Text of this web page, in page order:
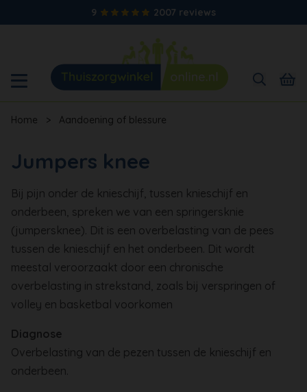
9 2007 reviews
Home > Aandoening of blessure
Jumpers knee
Bij pijn onder de knieschijf, tussen knieschijf en
onderbeen, spreken we van een springersknie
(jumpersknee). Dit is een overbelasting van de pees
tussen de knieschijf en het onderbeen. Dit wordt
meestal veroorzaakt door een chronische
overbelasting in strekstand, zoals bij verspringen of
volley en basketbal voorkomen
Diagnose
Overbelasting van de pezen tussen de knieschijf en
onderbeen.